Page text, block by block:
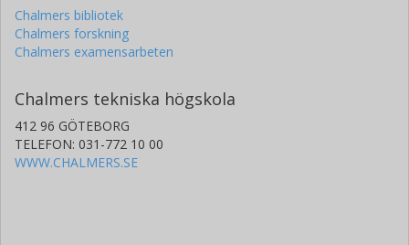
Chalmers bibliotek
Chalmers forskning
Chalmers examensarbeten
Chalmers tekniska högskola
412 96 GÖTEBORG
TELEFON: 031-772 10 00
WWW.CHALMERS.SE